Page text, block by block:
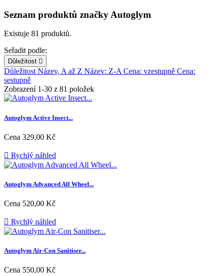
Seznam produktů značky Autoglym
Existuje 81 produktů.
Seřadit podle:
Důležitost 
DůležitostNázev, A až Z Název: Z-ACena: vzestupně Cena:
sestupně
Zobrazení 1-30 z 81 položek
Autoglym Active Insect...
Cena 329,00 Kč
 Rychlý náhled
Autoglym Advanced All Wheel...
Cena 520,00 Kč
 Rychlý náhled
Autoglym Air-Con Sanitiser...
Cena 550,00 Kč